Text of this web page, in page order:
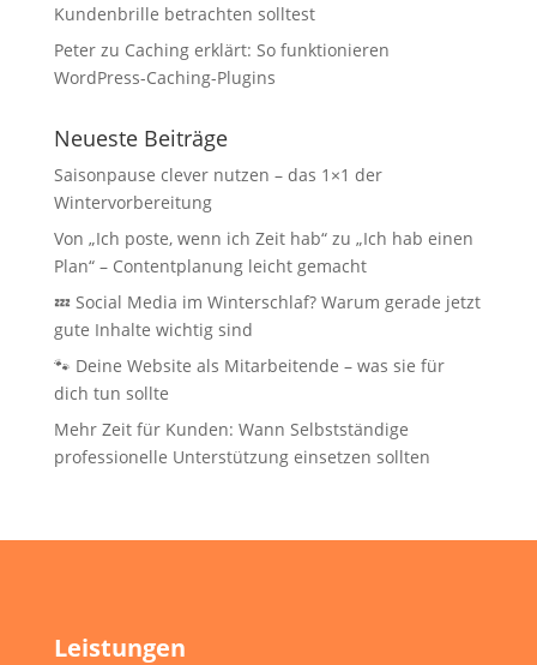
Kundenbrille betrachten solltest
Peterzu Caching erklärt: So funktionieren
WordPress-Caching-Plugins
Neueste Beiträge
Saisonpause clever nutzen – das 1×1 der
Wintervorbereitung
Von „Ich poste, wenn ich Zeit hab“ zu „Ich hab einen
Plan“ – Contentplanung leicht gemacht
💤 Social Media im Winterschlaf? Warum gerade jetzt
gute Inhalte wichtig sind
🐾 Deine Website als Mitarbeitende – was sie für
dich tun sollte
Mehr Zeit für Kunden: Wann Selbstständige
professionelle Unterstützung einsetzen sollten
Leistungen